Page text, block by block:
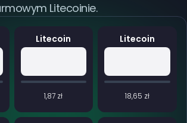
Litecoin
1,87 zł
Litecoin
18,65 zł
Litecoinie.